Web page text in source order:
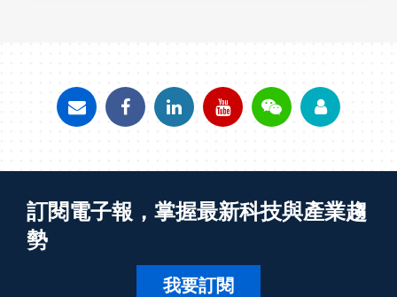
訂閱電子報，掌握最新科技與產業趨
勢
我要訂閱